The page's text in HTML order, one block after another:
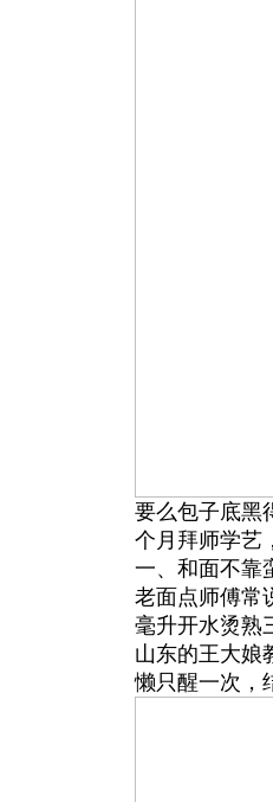
要么包子底黑
个月拜师学艺
一、和面不靠
老面点师傅常
毫升开水烫熟
山东的王大娘
懒只醒一次，